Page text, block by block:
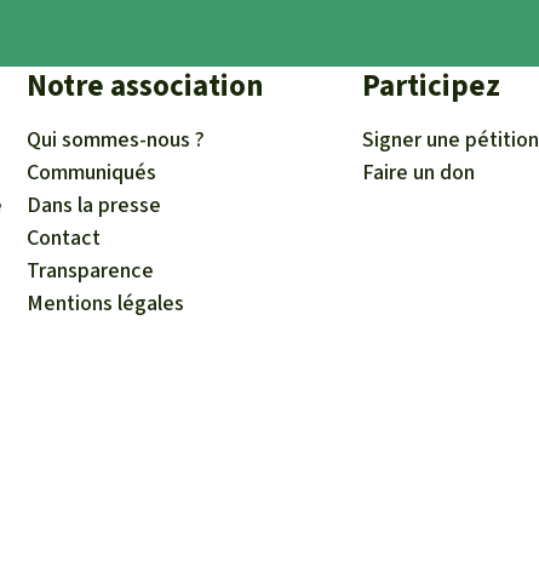
Notre association
Qui sommes-nous ?
Communiqués
Dans la presse
Contact
Transparence
Mentions légales
Participez
Signer une pétition
Faire un don